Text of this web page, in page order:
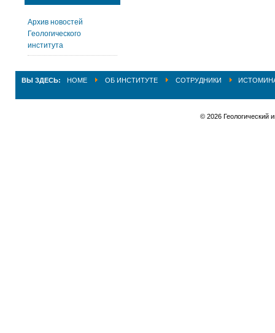
Архив новостей
Геологического
института
ВЫ ЗДЕСЬ: HOME ОБ ИНСТИТУТЕ СОТРУДНИКИ
© 2026 Геологический